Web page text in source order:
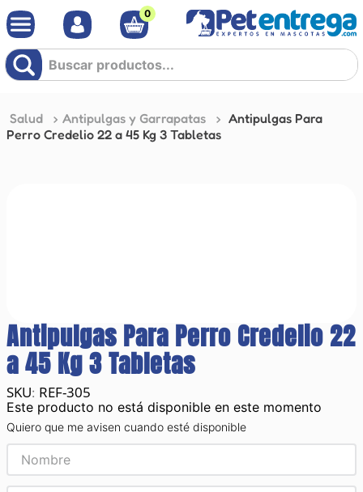
0
Buscar productos...
Salud Antipulgas y Garrapatas
Antipulgas Para
Perro Credelio 22 a 45 Kg 3 Tabletas
Antipulgas Para Perro Credelio 22
a 45 Kg 3 Tabletas
: REF-305
Este producto no está disponible en este momento
Quiero que me avisen cuando esté disponible